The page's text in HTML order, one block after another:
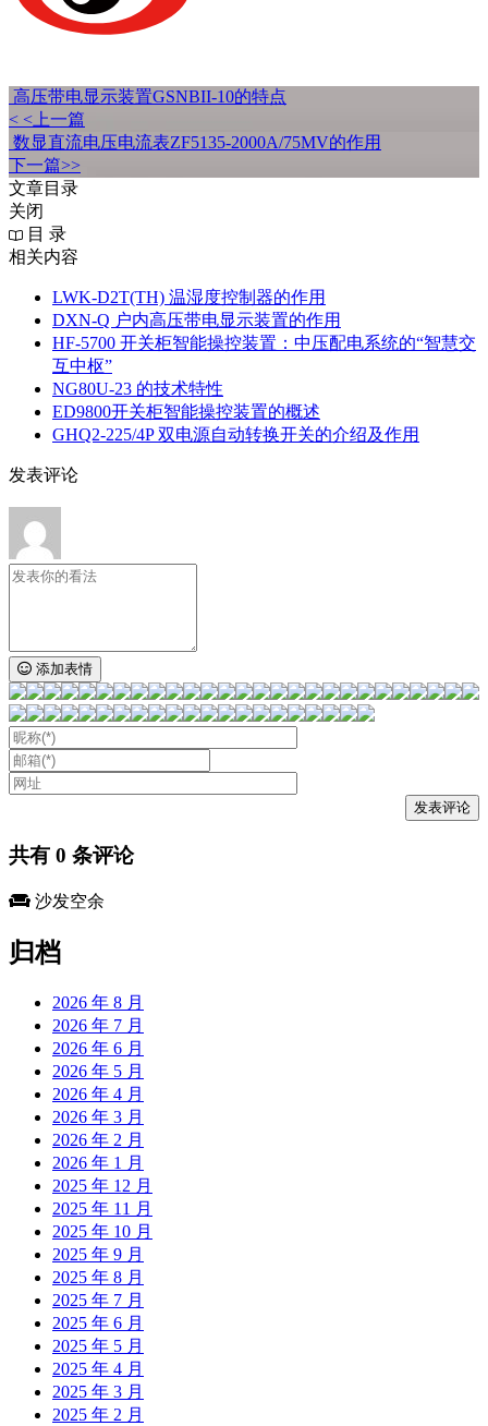
高压带电显示装置GSNBII-10的特点
< <上一篇
数显直流电压电流表ZF5135-2000A/75MV的作用
下一篇>>
文章目录
关闭
目 录
相关内容
LWK‑D2T(TH) 温湿度控制器的作用
DXN‑Q 户内高压带电显示装置的作用
HF-5700 开关柜智能操控装置：中压配电系统的“智慧交
互中枢”
NG80U-23 的技术特性
ED9800开关柜智能操控装置的概述
GHQ2-225/4P 双电源自动转换开关的介绍及作用
发表评论
添加表情
共有 0 条评论
沙发空余
归档
2026 年 8 月
2026 年 7 月
2026 年 6 月
2026 年 5 月
2026 年 4 月
2026 年 3 月
2026 年 2 月
2026 年 1 月
2025 年 12 月
2025 年 11 月
2025 年 10 月
2025 年 9 月
2025 年 8 月
2025 年 7 月
2025 年 6 月
2025 年 5 月
2025 年 4 月
2025 年 3 月
2025 年 2 月